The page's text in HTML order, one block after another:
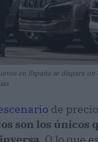
en España se dispara un
de
son los únicos